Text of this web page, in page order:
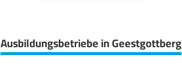
Ausbildungsbetriebe in Geestgottberg